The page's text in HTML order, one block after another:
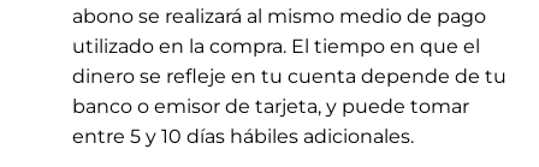
abono se realizará al mismo medio de pago
utilizado en la compra. El tiempo en que el
dinero se refleje en tu cuenta depende de tu
banco o emisor de tarjeta, y puede tomar
entre 5 y 10 días hábiles adicionales.